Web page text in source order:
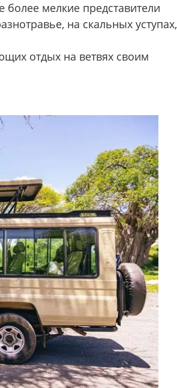
мелкие представители
на скальных уступах,
отдых на ветвях своим